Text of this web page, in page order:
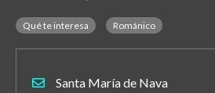
Qué te interesa Románico
Santa María de Nava